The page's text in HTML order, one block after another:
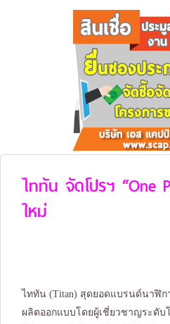
ไททัน จัดโปรฯ “One
ใหม่
ไททัน (Titan) สุดยอดแบรนด์นาฬิ
ผลิตออกแบบโดยผู้เชี่ยวชาญระดับ